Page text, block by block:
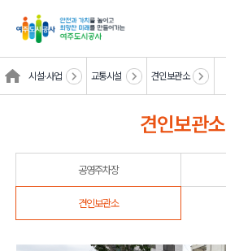
시설·사업 교통시설 견인보관소
견인보관소
공영주차장
견인보관소